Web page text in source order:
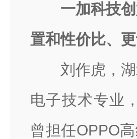
一加科技
置和性价比、
刘作虎，
电子技术专业
曾担任OPPO